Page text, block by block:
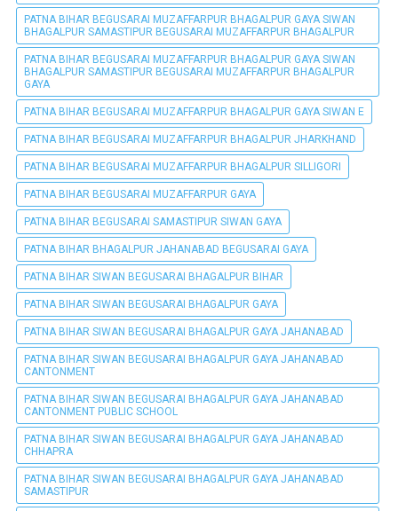
PATNA BIHAR BEGUSARAI MUZAFFARPUR BHAGALPUR GAYA SIWAN
BHAGALPUR SAMASTIPUR BEGUSARAI MUZAFFARPUR BHAGALPUR
PATNA BIHAR BEGUSARAI MUZAFFARPUR BHAGALPUR GAYA SIWAN
BHAGALPUR SAMASTIPUR BEGUSARAI MUZAFFARPUR BHAGALPUR
GAYA
PATNA BIHAR BEGUSARAI MUZAFFARPUR BHAGALPUR GAYA SIWAN E
PATNA BIHAR BEGUSARAI MUZAFFARPUR BHAGALPUR JHARKHAND
PATNA BIHAR BEGUSARAI MUZAFFARPUR BHAGALPUR SILLIGORI
PATNA BIHAR BEGUSARAI MUZAFFARPUR GAYA
PATNA BIHAR BEGUSARAI SAMASTIPUR SIWAN GAYA
PATNA BIHAR BHAGALPUR JAHANABAD BEGUSARAI GAYA
PATNA BIHAR SIWAN BEGUSARAI BHAGALPUR BIHAR
PATNA BIHAR SIWAN BEGUSARAI BHAGALPUR GAYA
PATNA BIHAR SIWAN BEGUSARAI BHAGALPUR GAYA JAHANABAD
PATNA BIHAR SIWAN BEGUSARAI BHAGALPUR GAYA JAHANABAD
CANTONMENT
PATNA BIHAR SIWAN BEGUSARAI BHAGALPUR GAYA JAHANABAD
CANTONMENT PUBLIC SCHOOL
PATNA BIHAR SIWAN BEGUSARAI BHAGALPUR GAYA JAHANABAD
CHHAPRA
PATNA BIHAR SIWAN BEGUSARAI BHAGALPUR GAYA JAHANABAD
SAMASTIPUR